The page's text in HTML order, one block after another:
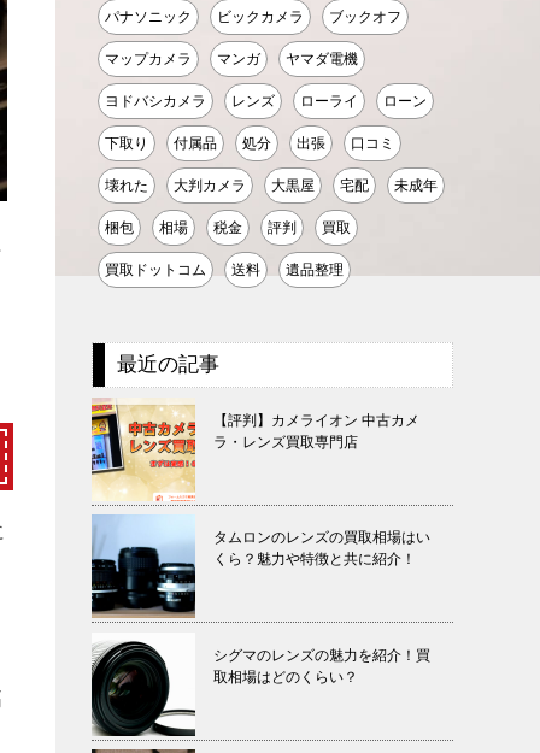
パナソニック ビックカメラ ブックオフ
マップカメラ マンガ ヤマダ電機
ヨドバシカメラ レンズ ローライ ローン
下取り 付属品 処分 出張 口コミ
壊れた 大判カメラ 大黒屋 宅配 未成年
梱包 相場 税金 評判 買取
買取ドットコム 送料 遺品整理
最近の記事
【評判】カメライオン 中古カメ
ラ・レンズ買取専門店
タムロンのレンズの買取相場はい
くら？魅力や特徴と共に紹介！
シグマのレンズの魅力を紹介！買
取相場はどのくらい？